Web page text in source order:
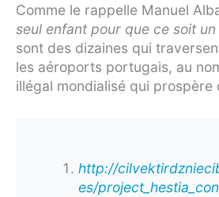
Comme le rappelle Manuel
seul enfant pour que ce soit un
sont des dizaines qui
les aéroports portugais, au
illégal mondialisé qui prospère
http://
es/